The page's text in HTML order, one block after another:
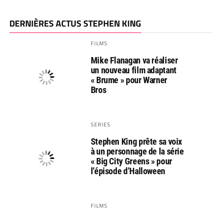
DERNIÈRES ACTUS STEPHEN KING
FILMS
Mike Flanagan va réaliser
un nouveau film adaptant
« Brume » pour Warner
Bros
SERIES
Stephen King prête sa voix
à un personnage de la série
« Big City Greens » pour
l’épisode d’Halloween
FILMS